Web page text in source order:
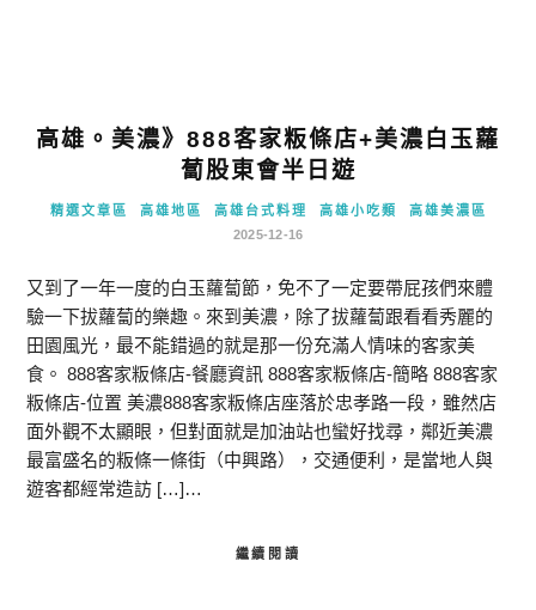
高雄。美濃》888客家粄條店+美濃白玉蘿
蔔股東會半日遊
精選文章區 高雄地區 高雄台式料理 高雄小吃類
高雄美濃區
2025-12-16
又到了一年一度的白玉蘿蔔節，免不了一定要帶屁孩們來體
驗一下拔蘿蔔的樂趣。來到美濃，除了拔蘿蔔跟看看秀麗的
田園風光，最不能錯過的就是那一份充滿人情味的客家美
食。 888客家粄條店-餐廳資訊 888客家粄條店-簡略 888客家
粄條店-位置 美濃888客家粄條店座落於忠孝路一段，雖然店
面外觀不太顯眼，但對面就是加油站也蠻好找尋，鄰近美濃
最富盛名的粄條一條街（中興路），交通便利，是當地人與
遊客都經常造訪 […]…
繼續閱讀